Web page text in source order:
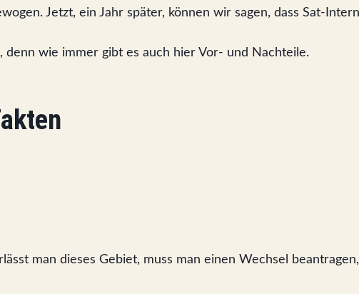
Jetzt, ein Jahr später, können wir sagen, dass Sat-
wie immer gibt es auch hier Vor- und Nachteile.
man dieses Gebiet, muss man einen Wechsel